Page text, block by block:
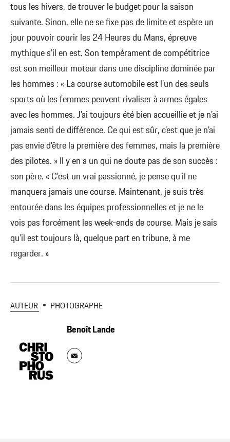
tous les hivers, de trouver le budget pour la saison
suivante. Sinon, elle ne se fixe pas de limite et espère un
jour pouvoir courir les 24 Heures du Mans, épreuve
mythique s’il en est. Son tempérament de compétitrice
est son meilleur moteur dans une discipline dominée par
les hommes : « La course automobile est l’un des seuls
sports où les femmes peuvent rivaliser à armes égales
avec les hommes. J’ai toujours été bien accueillie et je n’ai
jamais senti de différence. Ce qui est sûr, c’est que je n’ai
pas envie d’être la première des femmes, mais la première
des pilotes. » Il y en a un qui ne doute pas de son succès :
son père. « C’est un vrai passionné, je pense qu’il ne
manquera jamais une course. Maintenant, je suis très
entourée dans les équipes professionnelles et je ne le
vois pas forcément les week-ends de course. Mais je sais
qu’il est toujours là, quelque part en tribune, à me
regarder. »
AUTEUR PHOTOGRAPHE
Benoît Lande